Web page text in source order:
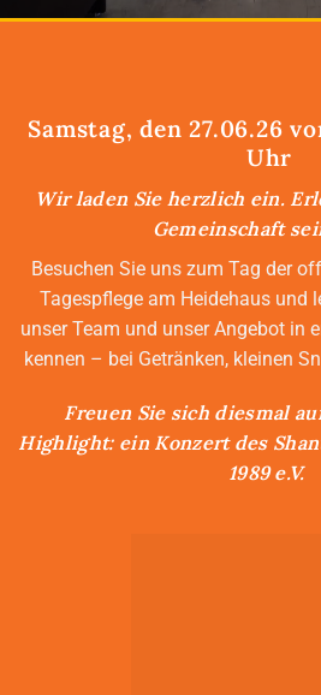
Samstag, den 27.06.26
Uhr
Wir laden Sie herzlich ein.
Gemeinschaft
Besuchen Sie uns zum Tag der
Tagespflege am Heidehaus und
unser Team und unser Angebot in
kennen – bei Getränken, kleinen
Freuen Sie sich diesmal
Highlight: ein Konzert des
1989 e.V.